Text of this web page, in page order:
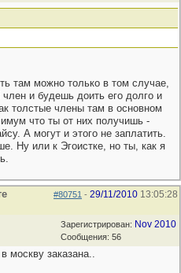
там можно только в том случае,
и будешь доить его долго и
толстые члены там в основном
что ты от них получишь -
А могут и этого не заплатить.
Ну или к Эгоистке, но ты, как я
#80751 - 29/11/2010 13:05:28
Зарегистрирован: Nov 2010
Сообщения: 56
москву заказана..